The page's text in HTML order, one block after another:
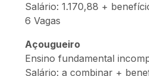
Salário: 1.170,88 +
6 Vagas
Açougueiro
Ensino fundamental
Salário: a combinar +